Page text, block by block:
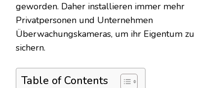
geworden. Daher installieren immer mehr
Privatpersonen und Unternehmen
Überwachungskameras, um ihr Eigentum zu
sichern.
Table of Contents